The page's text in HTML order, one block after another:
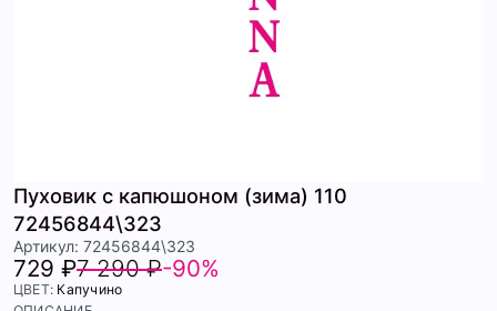
Пуховик с капюшоном (зима) 110
72456844\323
Артикул: 72456844\323
729 ₽7 290 ₽-90%
ЦВЕТ: Капучино